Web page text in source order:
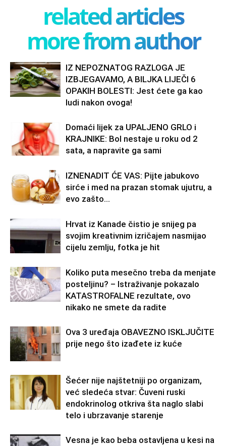
related articles
more from author
IZ NEPOZNATOG RAZLOGA JE
IZBJEGAVAMO, A BILJKA LIJEČI 6
OPAKIH BOLESTI: Jest ćete ga kao
ludi nakon ovoga!
Domaći lijek za UPALJENO GRLO i
KRAJNIKE: Bol nestaje u roku od 2
sata, a napravite ga sami
IZNENADIT ĆE VAS: Pijte jabukovo
sirće i med na prazan stomak ujutru, a
evo zašto…
Hrvat iz Kanade čistio je snijeg pa
svojim kreativnim izričajem nasmijao
cijelu zemlju, fotka je hit
Koliko puta mesečno treba da menjate
posteljinu? – Istraživanje pokazalo
KATASTROFALNE rezultate, ovo
nikako ne smete da radite
Ova 3 uređaja OBAVEZNO ISKLJUČITE
prije nego što izađete iz kuće
Šećer nije najštetniji po organizam,
već sledeća stvar: Čuveni ruski
endokrinolog otkriva šta naglo slabi
telo i ubrzavanje starenje
Vesna je kao beba ostavljena u kesi na